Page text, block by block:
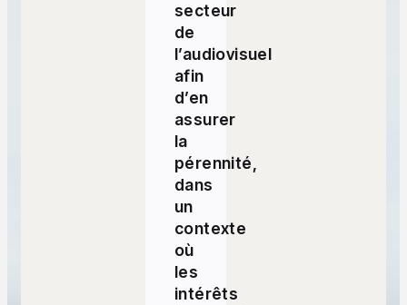
secteur
de
l’audiovisuel
afin
d’en
assurer
la
pérennité,
dans
un
contexte
où
les
intérêts